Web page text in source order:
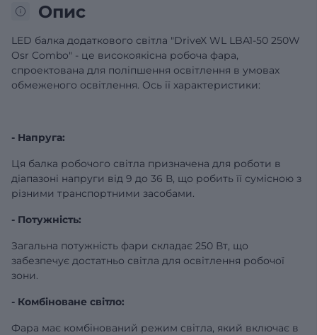
Опис
LED балка додаткового світла "DriveX WL LBA1-50 250W
Osr Combo" - це високоякісна робоча фара,
спроектована для поліпшення освітлення в умовах
обмеженого освітлення. Ось її характеристики:
- Напруга:
Ця балка робочого світла призначена для роботи в
діапазоні напруги від 9 до 36 В, що робить її сумісною з
різними транспортними засобами.
- Потужність:
Загальна потужність фари складає 250 Вт, що
забезпечує достатньо світла для освітлення робочої
зони.
- Комбіноване світло:
Фара має комбінований режим світла, який включає в